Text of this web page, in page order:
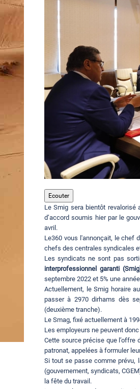
Ecouter
Le Smig sera bientôt revalorisé
d’accord soumis hier par le
avril.
Le360 vous l'annonçait, le chef
chefs des centrales syndicales
Les syndicats ne sont pas
interprofessionnel garanti
septembre 2022 et 5% une
Actuellement, le Smig horaire
passer à 2970 dirhams dès
(deuxième tranche).
Le Smag, fixé actuellement à
Les employeurs ne peuvent
Cette source précise que l’offre
patronat, appelées à formuler
Si tout se passe comme prévu,
(gouvernement, syndicats,
la fête du travail.